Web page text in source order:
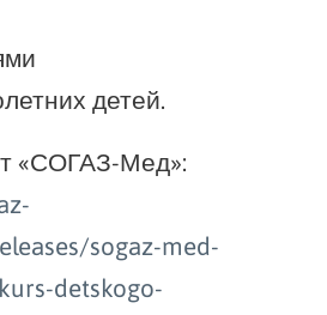
детей.
«СОГАЗ-Мед»:
sogaz-med-
detskogo-